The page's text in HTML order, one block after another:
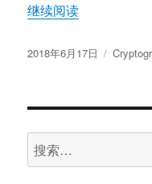
继续阅读“分布式OJ的
发
2018年6月17日
分
搜
索：